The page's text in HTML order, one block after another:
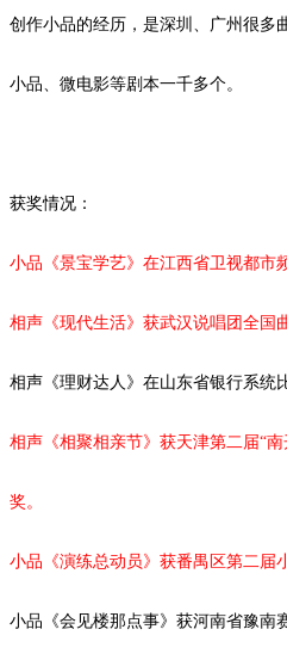
创作小品的经历，是深圳、广州很多
小品、微电影等剧本一千多个。
获奖情况：
小品《景宝学艺》在江西省卫视都市
相声《现代生活》获武汉说唱团全国
相声《理财达人》在山东省银行系统
相声《相聚相亲节》获天津第二届“
奖。
小品《演练总动员》获番禺区第二届
小品《会见楼那点事》获河南省豫南